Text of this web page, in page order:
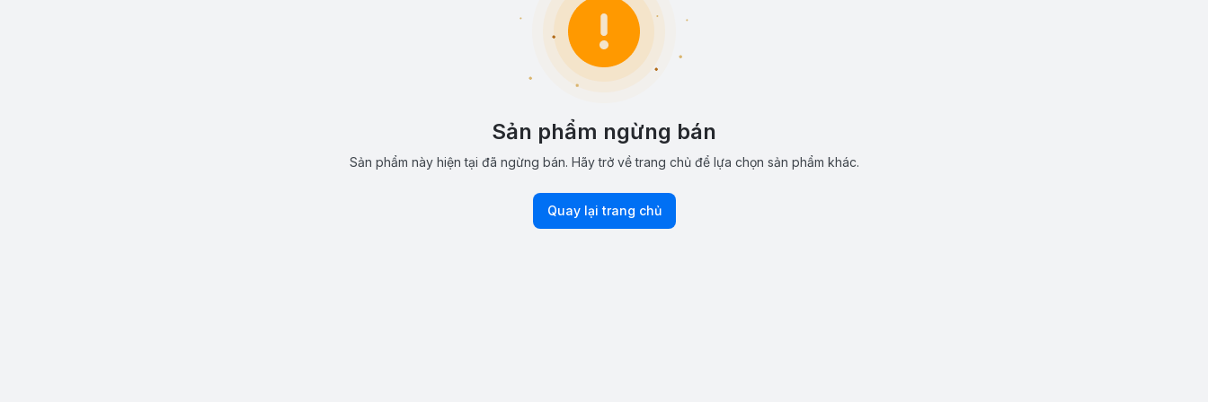
Sản phẩm ngừng bán
Sản phẩm này hiện tại đã ngừng bán. Hãy trở về trang chủ để lựa chọn sản phẩm khác.
Quay lại trang chủ